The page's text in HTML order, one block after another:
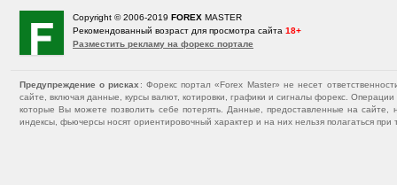
Copyright © 2006-2019 FOREX MASTER
Рекомендованный возраст для просмотра сайта 18+
Разместить рекламу на форекс портале
Предупреждение о рисках : Форекс портал «Forex Master» не несет
сайте, включая данные, курсы валют, котировки, графики и сигналы форекс.
которые Вы можете позволить себе потерять. Данные, предоставленные на
индексы, фьючерсы носят ориентировочный характер и на них нельзя полагаться при